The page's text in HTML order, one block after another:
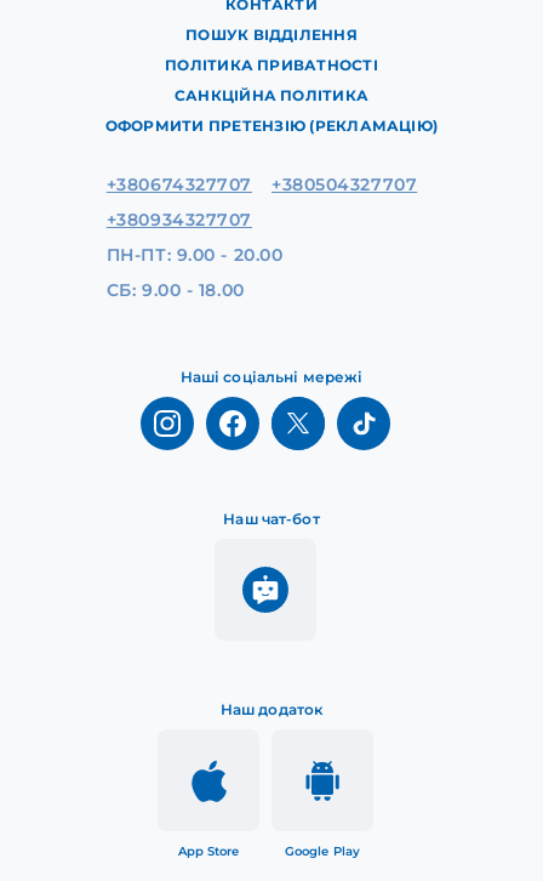
КОНТАКТИ
ПОШУК ВІДДІЛЕННЯ
ПОЛІТИКА ПРИВАТНОСТІ
САНКЦІЙНА ПОЛІТИКА
ОФОРМИТИ ПРЕТЕНЗІЮ (РЕКЛАМАЦІЮ)
Наш додаток
App Store Google Play
Наш чат-бот
Наші соціальні мережі
+380674327707
+380504327707
+380934327707
ПН-ПТ: 9.00 - 20.00
СБ: 9.00 - 18.00